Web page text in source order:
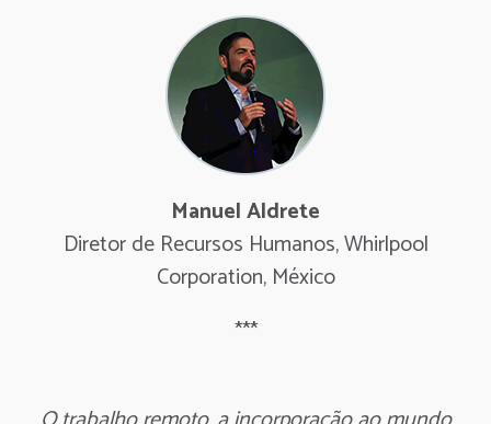
Manuel Aldrete
Diretor de Recursos Humanos, Whirlpool
Corporation, México
***